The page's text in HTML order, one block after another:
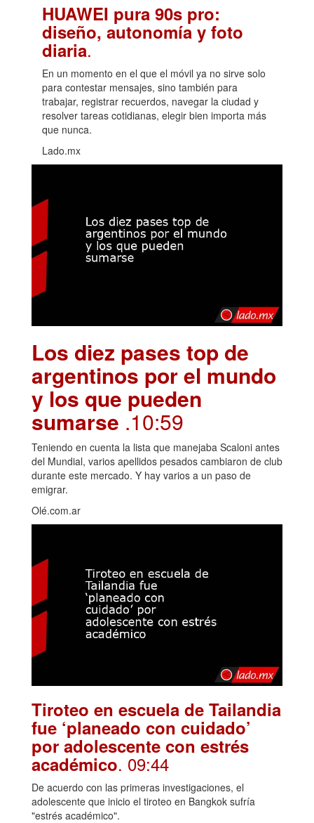
HUAWEI pura 90s pro:
diseño, autonomía y foto
diaria.
En un momento en el que el móvil ya no sirve solo
para contestar mensajes, sino también para
trabajar, registrar recuerdos, navegar la ciudad y
resolver tareas cotidianas, elegir bien importa más
que nunca.
Lado.mx
Los diez pases top de
argentinos por el mundo
y los que pueden
sumarse .10:59
Teniendo en cuenta la lista que manejaba Scaloni antes
del Mundial, varios apellidos pesados cambiaron de club
durante este mercado. Y hay varios a un paso de
emigrar.
Olé.com.ar
Tiroteo en escuela de Tailandia
fue ‘planeado con cuidado’
por adolescente con estrés
académico. 09:44
De acuerdo con las primeras investigaciones, el
adolescente que inicio el tiroteo en Bangkok sufría
"estrés académico".